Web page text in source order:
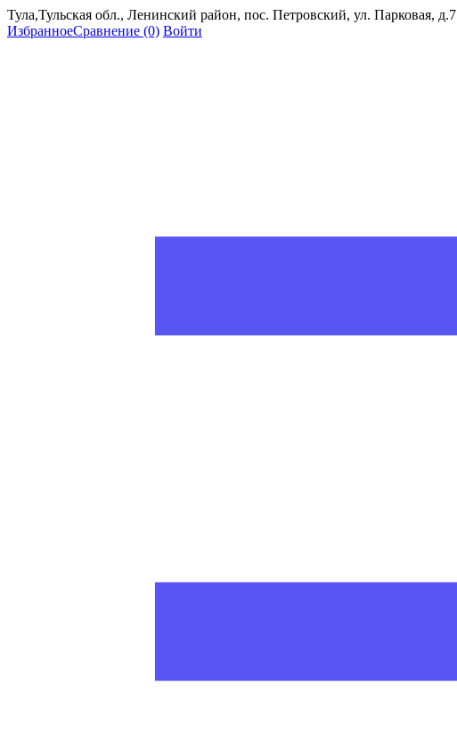
Тула,Тульская обл., Ленинский район, пос. Петровский, ул. Парковая, д.7
ИзбранноеСравнение (0) Войти